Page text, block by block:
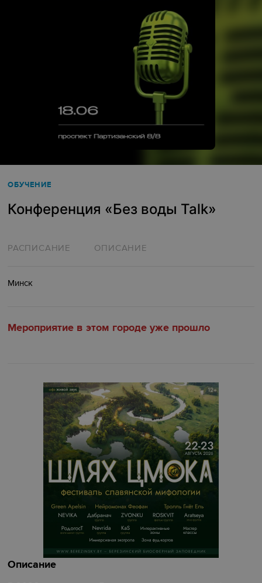
ОБУЧЕНИЕ
Конференция «Без воды Talk»
РАСПИСАНИЕ ОПИСАНИЕ
Минск
Мероприятие в этом городе уже прошло
Описание